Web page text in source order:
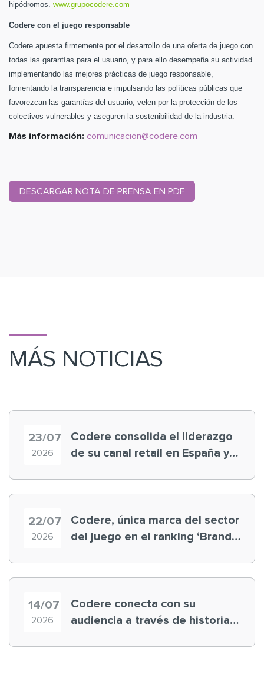
hipódromos. www.grupocodere.com
Codere con el juego responsable
Codere apuesta firmemente por el desarrollo de una oferta de juego con
todas las garantías para el usuario, y para ello desempeña su actividad
implementando las mejores prácticas de juego responsable,
fomentando la transparencia e impulsando las políticas públicas que
favorezcan las garantías del usuario, velen por la protección de los
colectivos vulnerables y aseguren la sostenibilidad de la industria.
Más información: comunicacion@codere.com
DESCARGAR NOTA DE PRENSA EN PDF
MÁS NOTICIAS
23/07
2026
Codere consolida el liderazgo
de su canal retail en España y
22/07
2026
Codere, única marca del sector
del juego en el ranking ‘Brand
14/07
2026
Codere conecta con su
audiencia a través de historias